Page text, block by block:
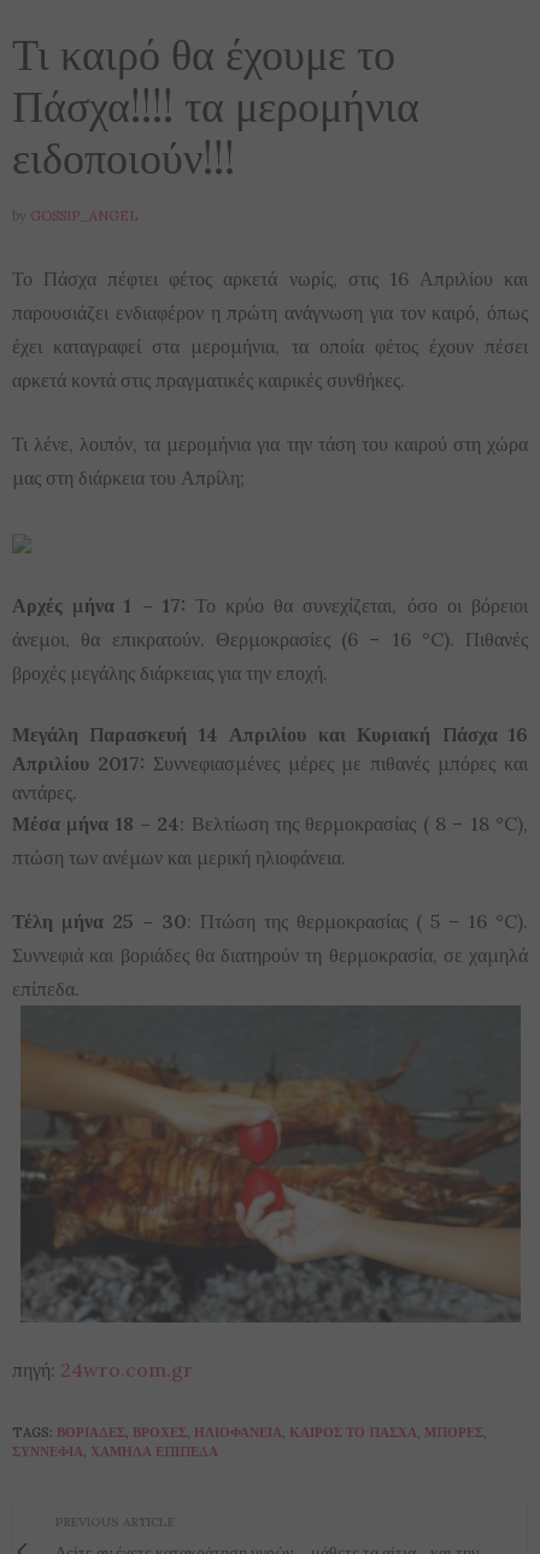
Τι καιρό θα έχουμε το
Πάσχα!!!! τα μερομήνια
ειδοποιούν!!!
by GOSSIP_ANGEL
Το Πάσχα πέφτει φέτος αρκετά νωρίς, στις 16 Απριλίου και
παρουσιάζει ενδιαφέρον η πρώτη ανάγνωση για τον καιρό, όπως
έχει καταγραφεί στα μερομήνια, τα οποία φέτος έχουν πέσει
αρκετά κοντά στις πραγματικές καιρικές συνθήκες.
Τι λένε, λοιπόν, τα μερομήνια για την τάση του καιρού στη χώρα
μας στη διάρκεια του Απρίλη;
Αρχές μήνα 1 – 17: Το κρύο θα συνεχίζεται, όσο οι βόρειοι
άνεμοι, θα επικρατούν. Θερμοκρασίες (6 – 16 °C). Πιθανές
βροχές μεγάλης διάρκειας για την εποχή.
Μεγάλη Παρασκευή 14 Απριλίου και Κυριακή Πάσχα 16
Απριλίου 2017: Συννεφιασμένες μέρες με πιθανές μπόρες και
αντάρες.
Μέσα μήνα 18 – 24: Βελτίωση της θερμοκρασίας ( 8 – 18 °C),
πτώση των ανέμων και μερική ηλιοφάνεια.
Τέλη μήνα 25 – 30: Πτώση της θερμοκρασίας ( 5 – 16 °C).
Συννεφιά και βοριάδες θα διατηρούν τη θερμοκρασία, σε χαμηλά
επίπεδα.
πηγή: 24wro.com.gr
TAGS: ΒΟΡΙΆΔΕΣ, ΒΡΟΧΈΣ, ΗΛΙΟΦΆΝΕΙΑ, ΚΑΙΡΌΣ ΤΟ ΠΆΣΧΑ, ΜΠΌΡΕΣ,
ΣΥΝΝΕΦΙΆ, ΧΑΜΗΛΆ ΕΠΊΠΕΔΑ
PREVIOUS ARTICLE